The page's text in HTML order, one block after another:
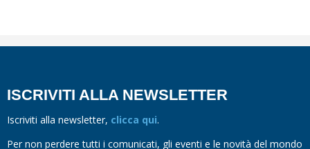
ISCRIVITI ALLA NEWSLETTER
Iscriviti alla newsletter, clicca qui.
Per non perdere tutti i comunicati, gli eventi e le novità del mondo